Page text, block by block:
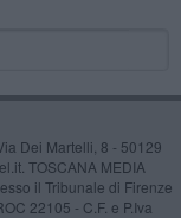
Dei Martelli, 8 - 50129
TOSCANA MEDIA
il Tribunale di Firenze
22105 - C.F. e P.Iva